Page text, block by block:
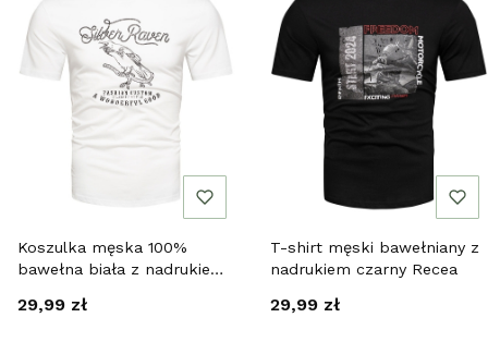
Koszulka męska 100%
bawełna biała z nadrukiem
Cena
29,99 zł
T-shirt męski bawełniany z
nadrukiem czarny Recea
Cena
29,99 zł